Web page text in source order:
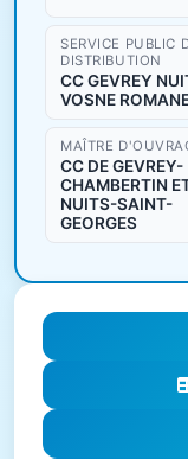
SERVICE PUBLIC
DISTRIBUTION
CC GEVREY
VOSNE
MAÎTRE
CC DE GEVREY-
CHAMBERTIN
NUITS-SAINT-
GEORGES